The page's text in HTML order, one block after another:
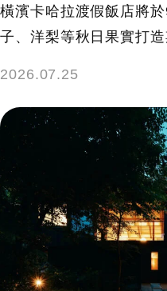
橫濱卡哈拉渡假飯店將
子、洋梨等秋日果實打
2026.07.25